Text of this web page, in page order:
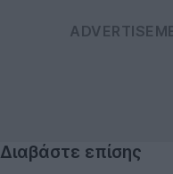
Διαβάστε επίσης